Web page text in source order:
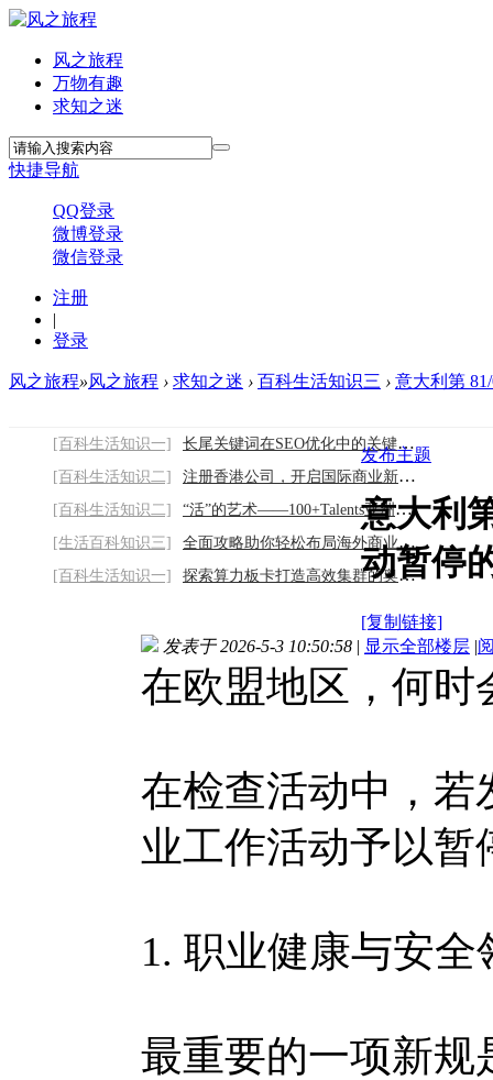
风之旅程
万物有趣
求知之迷
快捷导航
QQ登录
微博登录
微信登录
注册
|
登录
风之旅程»风之旅程 › 求知之迷 › 百科生活知识三 › 意大利第
[百科生活知识一]
长尾关键词在SEO优化中的关键作用与应用技
[百科生活知识二]
注册香港公司，开启国际商业新征程2026/8/7
[百科生活知识二]
“活”的艺术——100+Talents亚洲艺术家展
[生活百科知识三]
全面攻略助你轻松布局海外商业版图2026/8/7
[百科生活知识一]
探索算力板卡打造高效集群的奥秘2026/8/7
发布主题
意大利
动暂停
[复制链接]
发表于 2026-5-3 10:50:58 | 显示全部楼层 |
在欧盟地区，何时
在检查活动中，若
业工作活动予以暂
1. 职业健康与安
最重要的一项新规